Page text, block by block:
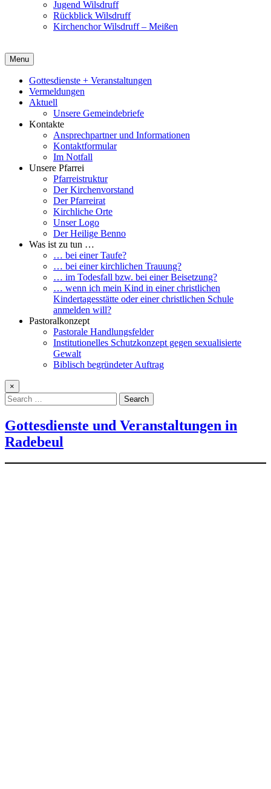
Jugend Wilsdruff
Rückblick Wilsdruff
Kirchenchor Wilsdruff – Meißen
Menu
Gottesdienste + Veranstaltungen
Vermeldungen
Aktuell
Unsere Gemeindebriefe
Kontakte
Ansprechpartner und Informationen
Kontaktformular
Im Notfall
Unsere Pfarrei
Pfarreistruktur
Der Kirchenvorstand
Der Pfarreirat
Kirchliche Orte
Unser Logo
Der Heilige Benno
Was ist zu tun …
… bei einer Taufe?
… bei einer kirchlichen Trauung?
… im Todesfall bzw. bei einer Beisetzung?
… wenn ich mein Kind in einer christlichen
Kindertagesstätte oder einer christlichen Schule
anmelden will?
Pastoralkonzept
Pastorale Handlungsfelder
Institutionelles Schutzkonzept gegen sexualisierte
Gewalt
Biblisch begründeter Auftrag
×
Search
for:
Gottesdienste und Veranstaltungen in
Radebeul